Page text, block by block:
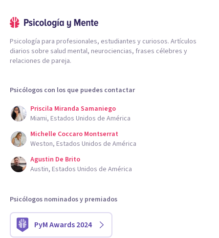
Psicología para profesionales, estudiantes y curiosos. Artículos
diarios sobre salud mental, neurociencias, frases célebres y
relaciones de pareja.
Psicólogos con los que puedes contactar
Priscila Miranda Samaniego
Miami, Estados Unidos de América
Michelle Coccaro Montserrat
Weston, Estados Unidos de América
Agustin De Brito
Austin, Estados Unidos de América
Psicólogos nominados y premiados
PyM Awards 2024